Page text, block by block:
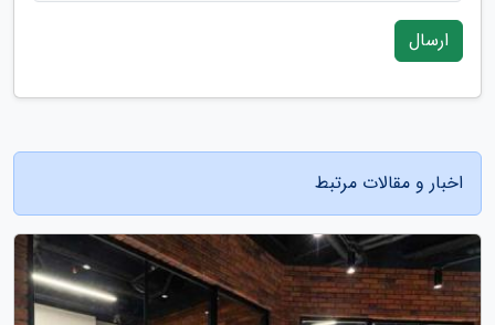
ارسال
اخبار و مقالات مرتبط